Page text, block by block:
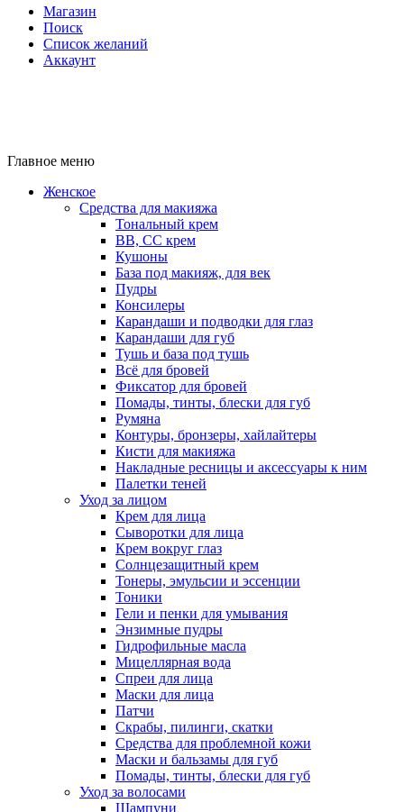
Магазин
Поиск
Список желаний
Аккаунт
Главное меню
Женское
Средства для макияжа
Тональный крем
BB, CC крем
Кушоны
База под макияж, для век
Пудры
Консилеры
Карандаши и подводки для глаз
Карандаши для губ
Тушь и база под тушь
Всё для бровей
Фиксатор для бровей
Помады, тинты, блески для губ
Румяна
Контуры, бронзеры, хайлайтеры
Кисти для макияжа
Накладные ресницы и аксессуары к ним
Палетки теней
Уход за лицом
Крем для лица
Сыворотки для лица
Крем вокруг глаз
Солнцезащитный крем
Тонеры, эмульсии и эссенции
Тоники
Гели и пенки для умывания
Энзимные пудры
Гидрофильные масла
Мицеллярная вода
Спреи для лица
Маски для лица
Патчи
Скрабы, пилинги, скатки
Средства для проблемной кожи
Маски и бальзамы для губ
Помады, тинты, блески для губ
Уход за волосами
Шампуни